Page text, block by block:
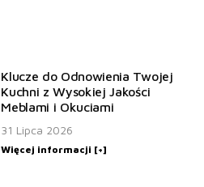
Klucze do Odnowienia Twojej
Kuchni z Wysokiej Jakości
Meblami i Okuciami
31 Lipca 2026
Więcej informacji [+]